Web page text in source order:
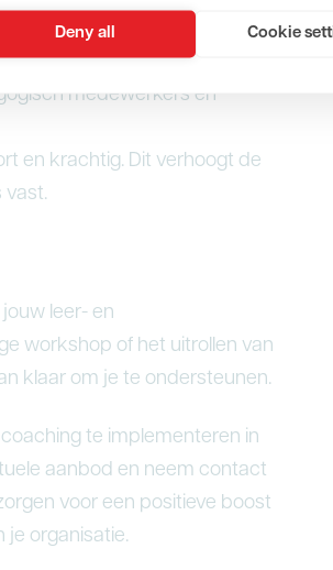
Deny all Cookie
van leergroepen.
dat aansluit bij de
medewerkers en
en krachtig. Dit verhoogt de
vast.
leer- en
workshop of het uitrollen van
klaar om je te ondersteunen.
te implementeren in
aanbod en neem contact
voor een positieve boost
je organisatie.